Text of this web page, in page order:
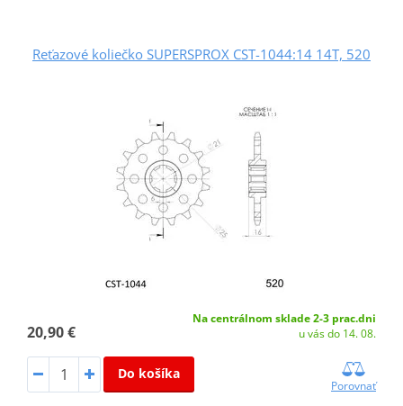
Reťazové koliečko SUPERSPROX CST-1044:14 14T, 520
20,90 €
Na centrálnom sklade 2-3 prac.dni
u vás do 14. 08.
Do košíka
Porovnať